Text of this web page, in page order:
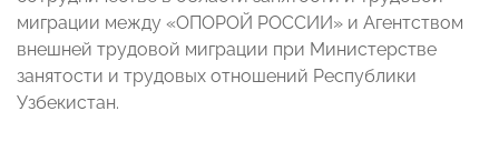
миграции между «ОПОРОЙ РОССИИ» и Агентством
внешней трудовой миграции при Министерстве
занятости и трудовых отношений Республики
Узбекистан.